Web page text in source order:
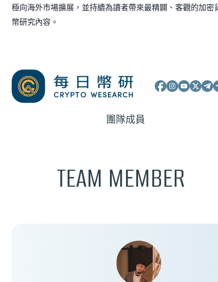
極向海外市場擴展，並持續為讀者帶來最精闢、客觀的加密
幣研究內容。
TEAM MEMBER
團隊成員